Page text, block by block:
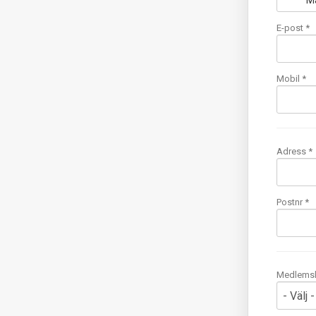
E-post *
Mobil *
Adress *
Postnr *